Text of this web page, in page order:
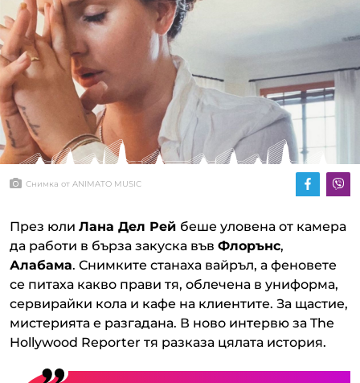
Снимка от ANIMATO MUSIC
През юли Лана Дел Рей беше уловена от камера
да работи в бърза закуска във Флорънс,
Алабама. Снимките станаха вайръл, а феновете
се питаха какво прави тя, облечена в униформа,
сервирайки кола и кафе на клиентите. За щастие,
мистерията е разгадана. В ново интервю за The
Hollywood Reporter тя разказа цялата история.